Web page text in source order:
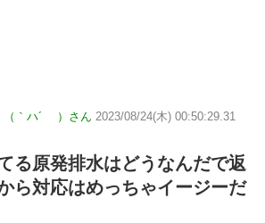
（｀ハ´ ）さん 2023/08/24(木) 00:50:29.31
る原発排水はどうなんだで返
ら対応はめっちゃイージーだ